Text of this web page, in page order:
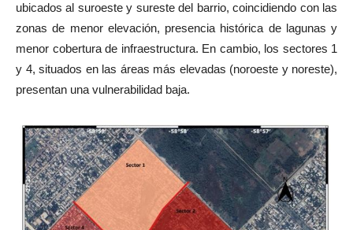
ubicados al suroeste y sureste del barrio, coincidiendo con las
zonas de menor elevación, presencia histórica de lagunas y
menor cobertura de infraestructura. En cambio, los sectores 1
y 4, situados en las áreas más elevadas (noroeste y noreste),
presentan una vulnerabilidad baja.